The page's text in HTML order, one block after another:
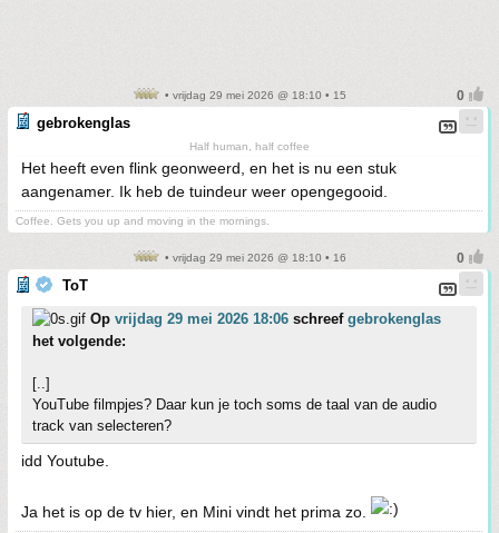
• vrijdag 29 mei 2026 @ 18:10 • 15
gebrokenglas
Half human, half coffee
Het heeft even flink geonweerd, en het is nu een stuk
aangenamer. Ik heb de tuindeur weer opengegooid.
Coffee. Gets you up and moving in the mornings.
• vrijdag 29 mei 2026 @ 18:10 • 16
ToT
Op vrijdag 29 mei 2026 18:06 schreef gebrokenglas
het volgende:
[..]
YouTube filmpjes? Daar kun je toch soms de taal van de audio
track van selecteren?
idd Youtube.
Ja het is op de tv hier, en Mini vindt het prima zo.